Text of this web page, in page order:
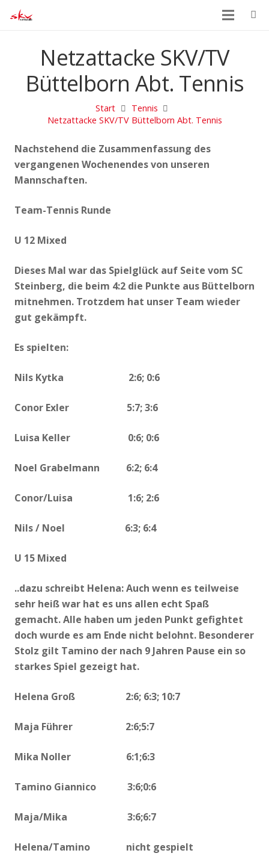
Netzattacke SKV/TV
Büttelborn Abt. Tennis
Start
Tennis
Netzattacke SKV/TV Büttelborn Abt. Tennis
Nachstehend die Zusammenfassung des
vergangenen Wochenendes von unseren
Mannschaften.
Team-Tennis Runde
U 12 Mixed
Dieses Mal war das Spielglück auf Seite vom SC
Steinberg, die beim 4:2 die Punkte aus Büttelborn
mitnehmen. Trotzdem hat unser Team wieder
gut gekämpft.
Es spielten:
Nils Kytka 2:6; 0:6
Conor Exler 5:7; 3:6
Luisa Keller 0:6; 0:6
Noel Grabelmann 6:2; 6:4
Conor/Luisa 1:6; 2:6
Nils / Noel 6:3; 6:4
U 15 Mixed
..dazu schreibt Helena:Auch wenn es teilweise
sehr heiß war hat es uns allen echt Spaß
gemacht.Alle haben um jeden Punkt gefightet
doch wurde es am Ende nicht belohnt. Besonderer
Stolz gilt Tamino der nach 9 Jahren Pause ein so
starkes Spiel gezeigt hat.
Helena Groß 2:6; 6:3; 10:7
Maja Führer 2:6;5:7
Mika Noller 6:1;6:3
Tamino Giannico 3:6;0:6
Maja/Mika 3:6;6:7
Helena/Tamino nicht gespielt